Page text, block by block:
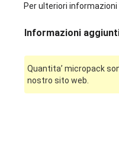
Per ulteriori
Informazioni
Quantita’ micropack
nostro sito web.